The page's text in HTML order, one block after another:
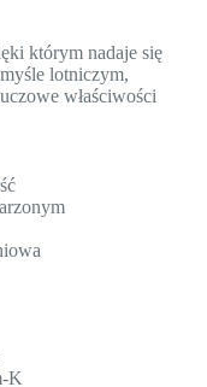
którym nadaje się
lotniczym,
właściwości
K